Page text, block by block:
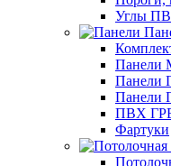
Углы
Панели
Панели
Панели
ПВХ
Фартуки